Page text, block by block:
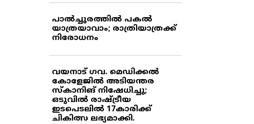
പാല്‍ച്ചുരത്തില്‍ പകല്‍
യാത്രയാവാം; രാത്രിയാത്രക്ക്
നിരോധനം
വയനാട് ഗവ. മെഡിക്കല്‍
കോളേജില്‍ അടിയന്തര
സ്‌കാനിങ് നിഷേധിച്ചു;
ഒടുവില്‍ രാഷ്ട്രീയ
ഇടപെടലില്‍ 17കാരിക്ക്
ചികിത്സ ലഭ്യമാക്കി.